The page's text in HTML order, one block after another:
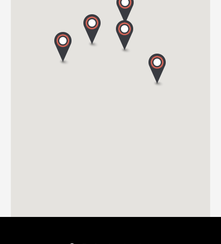
9160 LOKEREN